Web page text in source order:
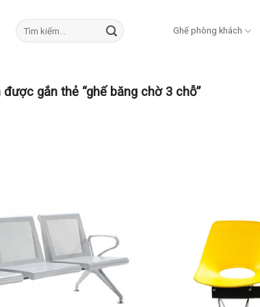
Tìm
kiếm:
Ghế phòng khách
được gắn thẻ “ghế băng chờ 3 chỗ”